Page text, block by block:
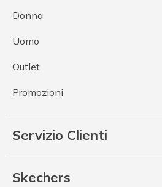
Donna
Uomo
Outlet
Promozioni
Servizio Clienti
Skechers